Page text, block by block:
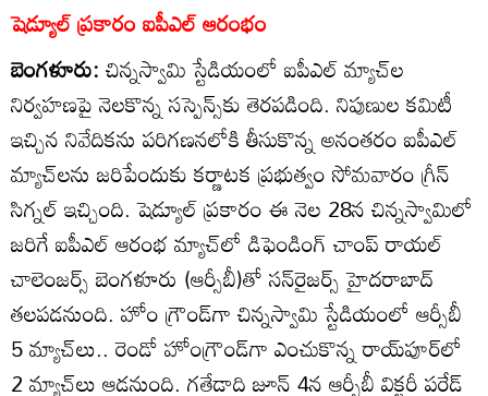
షెడ్యూల్‌ ప్రకారం ఐపీఎల్‌ ఆరంభం
బెంగళూరు:చిన్నస్వామి స్టేడియంలో ఐపీఎల్‌ మ్యాచ్‌ల
నిర్వహణపై నెలకొన్న సస్పెన్స్‌కు తెరపడింది. నిపుణుల కమిటీ
ఇచ్చిన నివేదికను పరిగణనలోకి తీసుకొన్న అనంతరం ఐపీఎల్‌
మ్యాచ్‌లను జరిపేందుకు కర్ణాటక ప్రభుత్వం సోమవారం గ్రీన్‌
సిగ్నల్‌ ఇచ్చింది. షెడ్యూల్‌ ప్రకారం ఈ నెల 28న చిన్నస్వామిలో
జరిగే ఐపీఎల్‌ ఆరంభ మ్యాచ్‌లో డిఫెండింగ్‌ చాంప్‌ రాయల్‌
చాలెంజర్స్‌ బెంగళూరు (ఆర్సీబీ)తో సన్‌రైజర్స్‌ హైదరాబాద్‌
తలపడనుంది. హోం గ్రౌండ్‌గా చిన్నస్వామి స్టేడియంలో ఆర్సీబీ
5 మ్యాచ్‌లు.. రెండో హోంగ్రౌండ్‌గా ఎంచుకొన్న రాయ్‌పూర్‌లో
2 మ్యాచ్‌లు ఆడనుంది. గతేడాది జూన్‌ 4న ఆర్సీబీ విక్టరీ పరేడ్‌